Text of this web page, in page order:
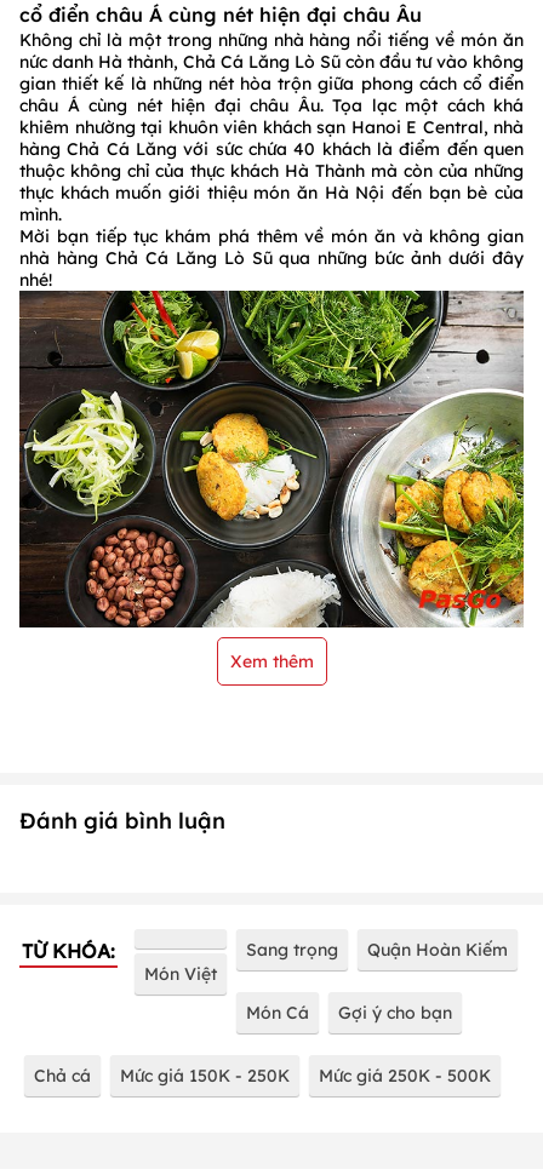
cổ điển châu Á cùng nét hiện đại châu Âu
Không chỉ là một trong những nhà hàng nổi tiếng về món ăn
nức danh Hà thành, Chả Cá Lăng Lò Sũ còn đầu tư vào không
gian thiết kế là những nét hòa trộn giữa phong cách cổ điển
châu Á cùng nét hiện đại châu Âu. Tọa lạc một cách khá
khiêm nhường tại khuôn viên khách sạn Hanoi E Central, nhà
hàng Chả Cá Lăng với sức chứa 40 khách là điểm đến quen
thuộc không chỉ của thực khách Hà Thành mà còn của những
thực khách muốn giới thiệu món ăn Hà Nội đến bạn bè của
mình.
Mời bạn tiếp tục khám phá thêm về món ăn và không gian
nhà hàng Chả Cá Lăng Lò Sũ qua những bức ảnh dưới đây
nhé!
Xem thêm
Đánh giá bình luận
TỪ KHÓA:
Món Việt
Sang trọng Quận Hoàn Kiếm
Món Cá Gợi ý cho bạn
Chả cá Mức giá 150K - 250K Mức giá 250K - 500K